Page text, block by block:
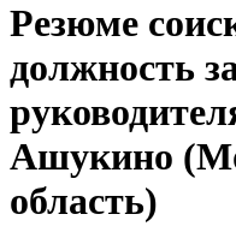
Резюме
должность
Ашукино
область)